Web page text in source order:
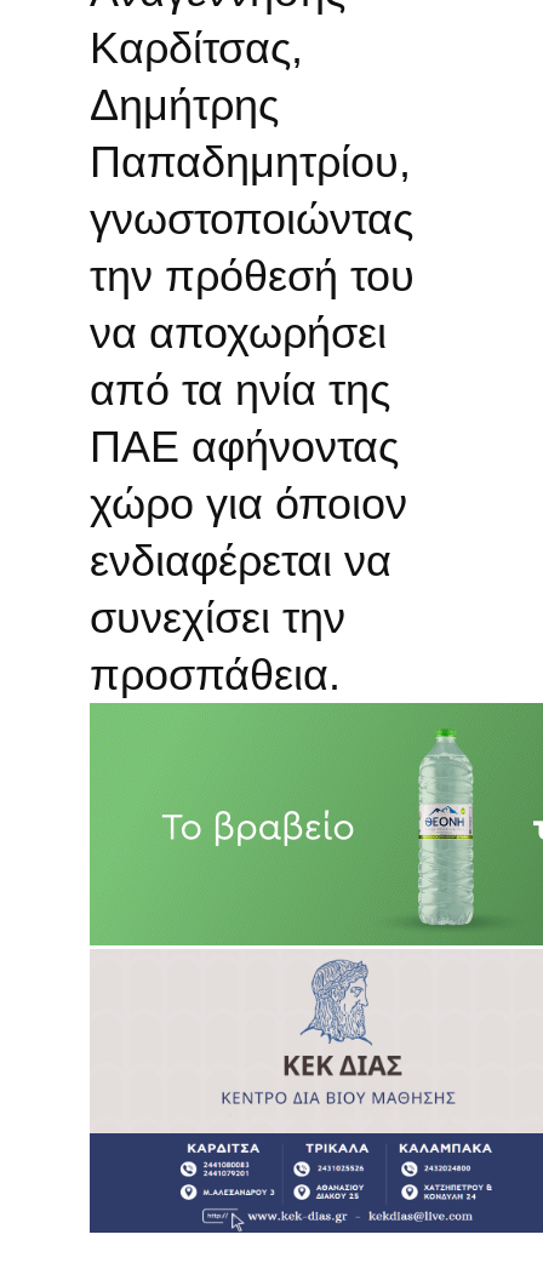
Καρδίτσας,
Δημήτρης
Παπαδημητρίου,
γνωστοποιώντας
την πρόθεσή του
να αποχωρήσει
από τα ηνία της
ΠΑΕ αφήνοντας
χώρο για όποιον
ενδιαφέρεται να
συνεχίσει την
προσπάθεια.